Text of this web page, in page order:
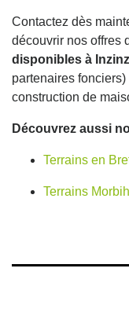
Contactez dès
découvrir nos offres
disponibles à
partenaires
construction de
Découvrez aussi
Terrains en
Terrains